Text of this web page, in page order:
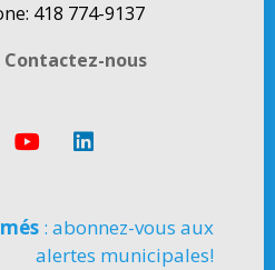
418 774-9137
Contactez-nous
: abonnez-vous aux
alertes municipales!